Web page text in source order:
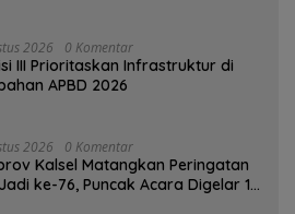
2026 0 Komentar
III Prioritaskan Infrastruktur di
APBD 2026
2026 0 Komentar
Kalsel Matangkan Peringatan
ke-76, Puncak Acara Digelar 13